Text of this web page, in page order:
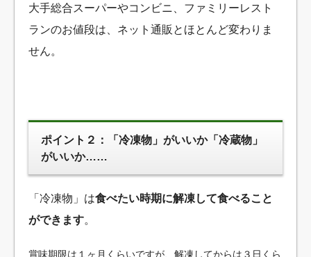
大手総合スーパーやコンビニ、ファミリーレスト
ランのお値段は、ネット通販とほとんど変わりま
せん。
ポイント２：「冷凍物」がいいか「冷蔵物」
がいいか……
「冷凍物」は食べたい時期に解凍して食べること
ができます。
賞味期限は１ヶ月くらいですが、解凍してからは３日くら